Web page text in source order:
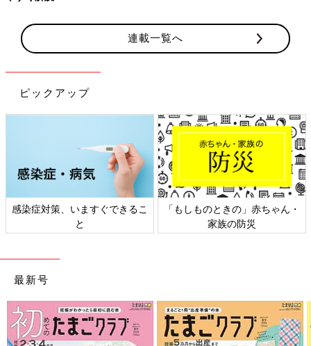
連載一覧へ
ピックアップ
感染症対策、いますぐできるこ
と
「もしものときの」赤ちゃん・
家族の防災
最新号